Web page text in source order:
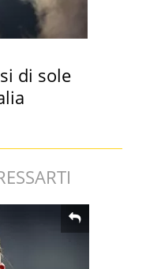
di sole